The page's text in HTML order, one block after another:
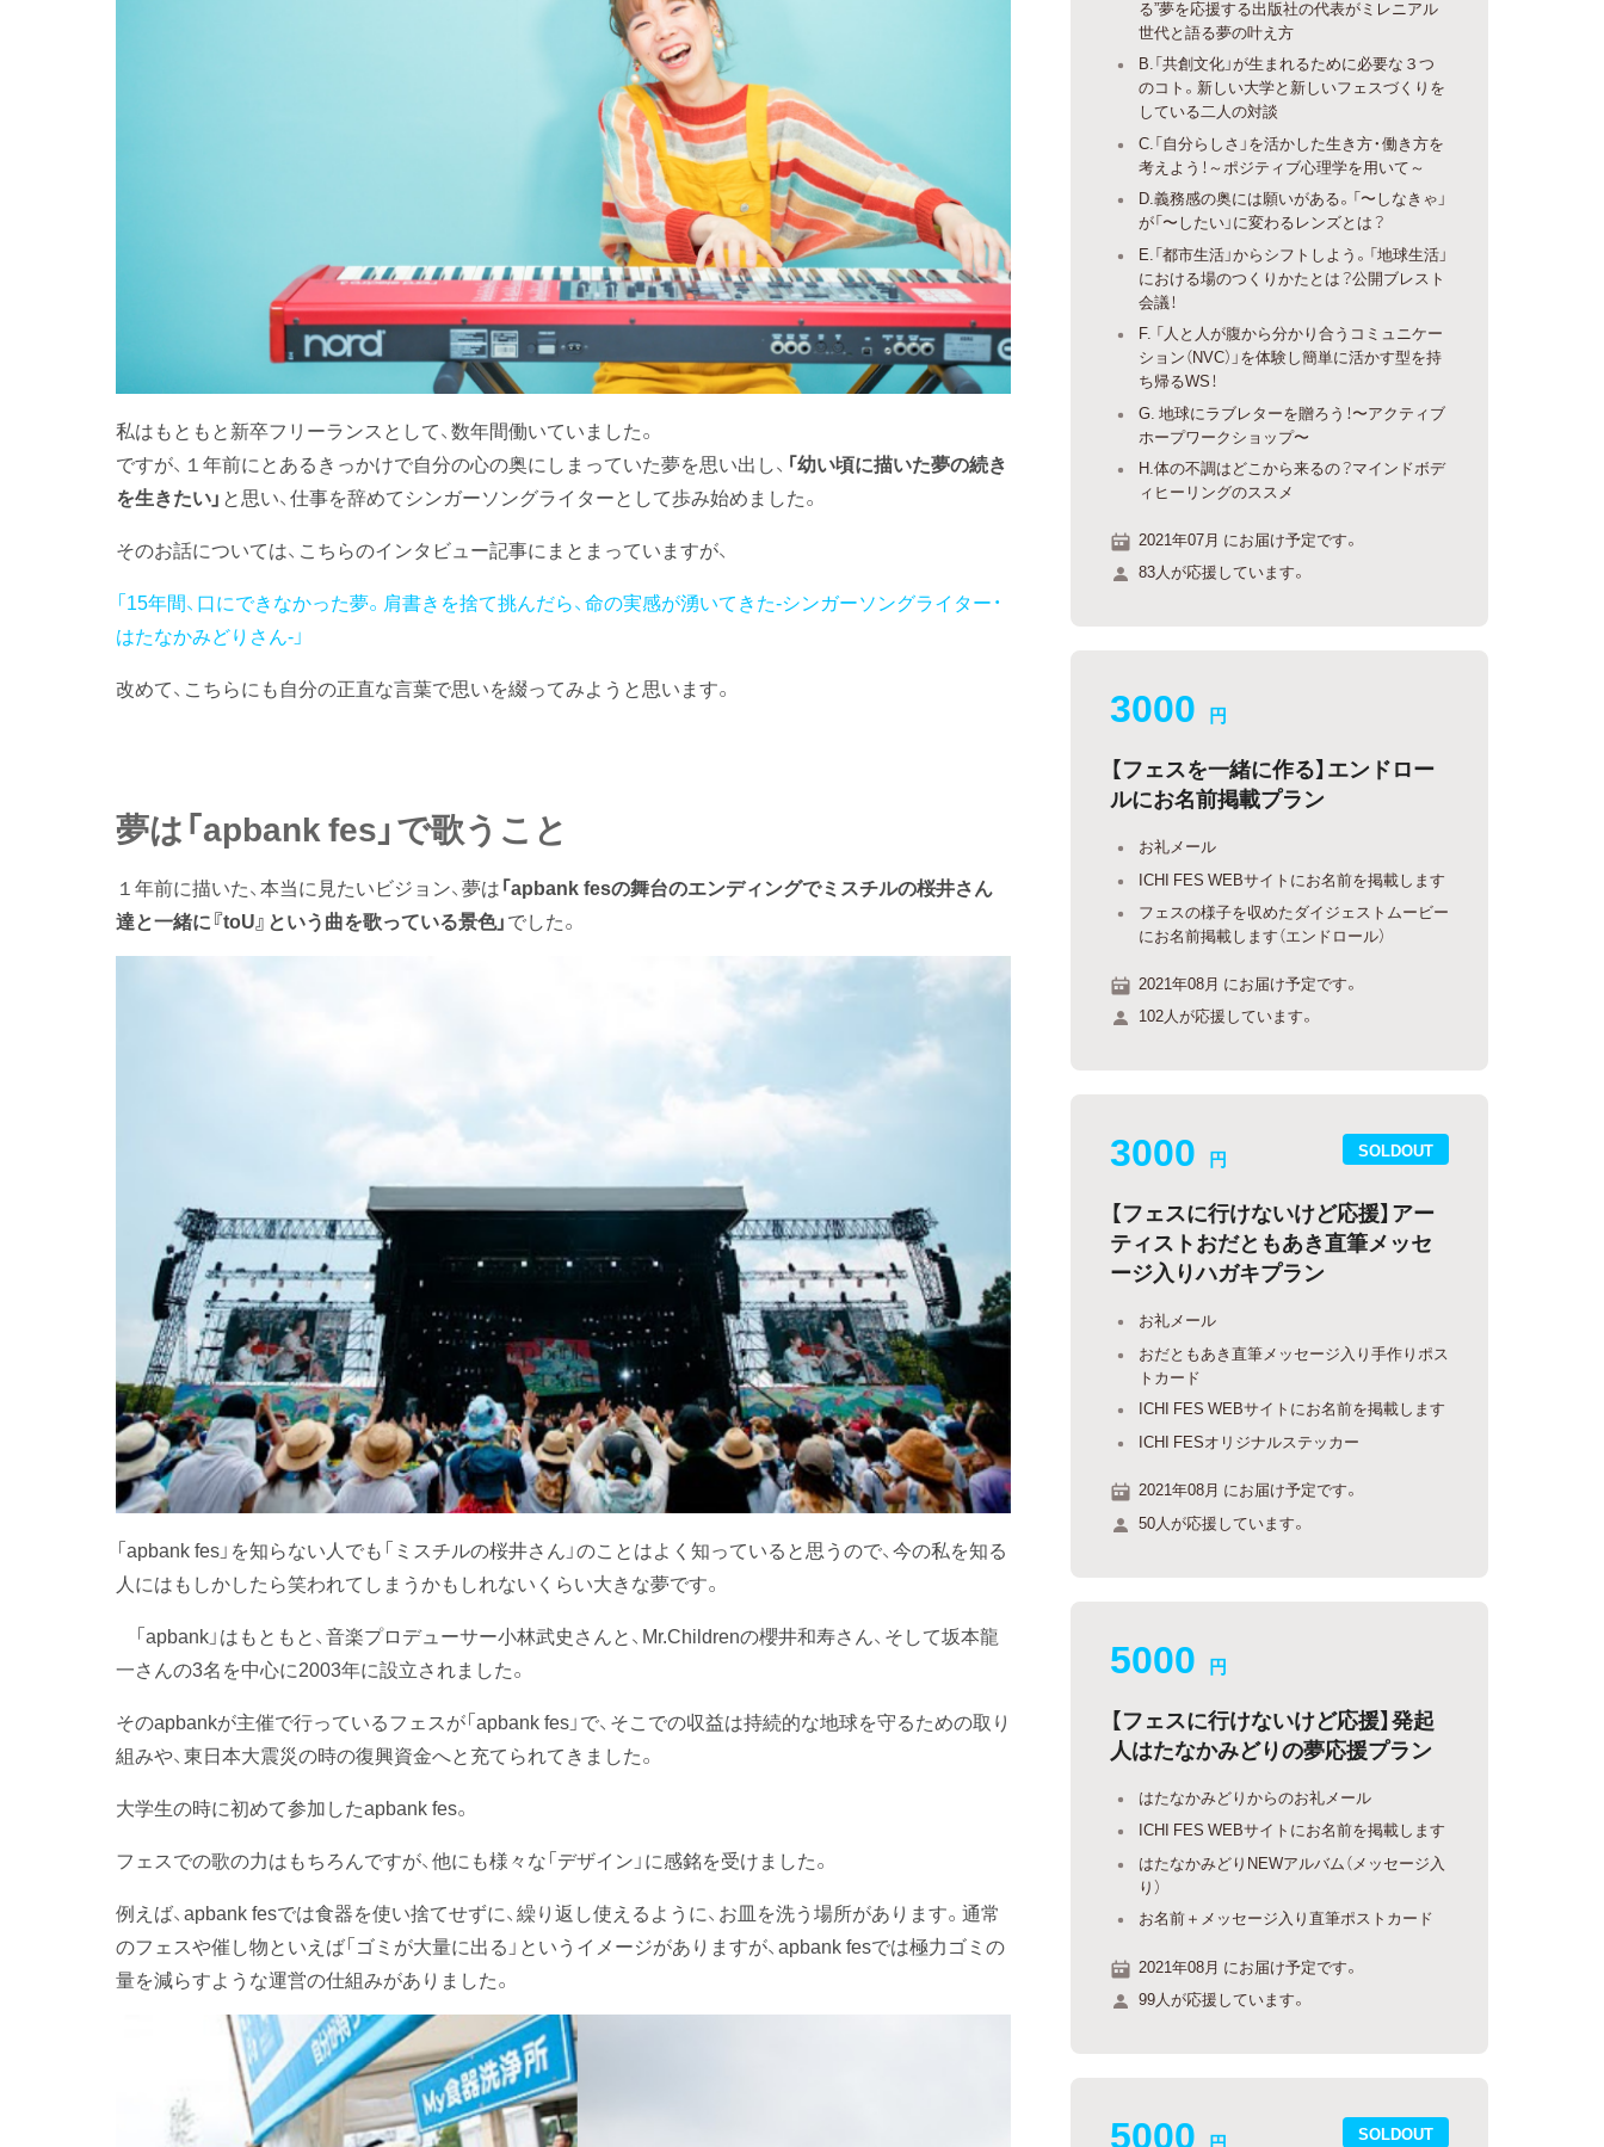
私はもともと新卒フリーランスとして、数年間働いていました。
ですが、１年前にとあるきっかけで自分の心の奥にしまっていた夢を思い出し、 「幼い頃に描いた夢の続き
を生きたい」 と思い、仕事を辞めてシンガーソングライターとして歩み始めました。
そのお話については、こちらのインタビュー記事にまとまっていますが、
「15年間、口にできなかった夢。肩書きを捨て挑んだら、命の実感が湧いてきた-シンガーソングライター・
はたなかみどりさん-」
改めて、こちらにも自分の正直な言葉で思いを綴ってみようと思います。
夢は「apbank fes」で歌うこと
１年前に描いた、本当に見たいビジョン、夢は「apbank fesの舞台のエンディングでミスチルの桜井さん
達と一緒に『toU』という曲を歌っている景色」でした。
「apbank fes」を知らない人でも「ミスチルの桜井さん」のことはよく知っていると思うので、今の私を知る
人にはもしかしたら笑われてしまうかもしれないくらい大きな夢です。
「apbank」はもともと、音楽プロデューサー小林武史さんと、Mr.Childrenの櫻井和寿さん、そして坂本龍
一さんの3名を中心に2003年に設立されました。
そのapbankが主催で行っているフェスが「apbank fes」で、そこでの収益は持続的な地球を守るための取り
組みや、東日本大震災の時の復興資金へと充てられてきました。
大学生の時に初めて参加したapbank fes。
フェスでの歌の力はもちろんですが、他にも様々な「デザイン」に感銘を受けました。
例えば、apbank fesでは食器を使い捨てせずに、繰り返し使えるように、お皿を洗う場所があります。通常
のフェスや催し物といえば「ゴミが大量に出る」というイメージがありますが、apbank fesでは極力ゴミの
量を減らすような運営の仕組みがありました。
る”夢を応援する出版社の代表がミレニアル
世代と語る夢の叶え方
B.「共創文化」が生まれるために必要な３つ
のコト。新しい大学と新しいフェスづくりを
している二人の対談
C.「自分らしさ」を活かした生き方・働き方を
考えよう！～ポジティブ心理学を用いて～
D.義務感の奥には願いがある。「〜しなきゃ」
が「〜したい」に変わるレンズとは？
E.「都市生活」からシフトしよう。「地球生活」
における場のつくりかたとは？公開ブレスト
会議！
F. 「人と人が腹から分かり合うコミュニケー
ション（NVC）」を体験し簡単に活かす型を持
ち帰るWS！
G. 地球にラブレターを贈ろう！〜アクティブ
ホープワークショップ〜
H.体の不調はどこから来るの？マインドボデ
ィヒーリングのススメ
2021年07月 にお届け予定です。
83人が応援しています。
3000 円
【フェスを一緒に作る】エンドロー
ルにお名前掲載プラン
お礼メール
ICHI FES WEBサイトにお名前を掲載します
フェスの様子を収めたダイジェストムービー
にお名前掲載します（エンドロール）
2021年08月 にお届け予定です。
102人が応援しています。
SOLDOUT
3000 円
【フェスに行けないけど応援】アー
ティストおだともあき直筆メッセ
ージ入りハガキプラン
お礼メール
おだともあき直筆メッセージ入り手作りポス
トカード
ICHI FES WEBサイトにお名前を掲載します
ICHI FESオリジナルステッカー
2021年08月 にお届け予定です。
50人が応援しています。
5000 円
【フェスに行けないけど応援】発起
人はたなかみどりの夢応援プラン
はたなかみどりからのお礼メール
ICHI FES WEBサイトにお名前を掲載します
はたなかみどりNEWアルバム（メッセージ入
り）
お名前＋メッセージ入り直筆ポストカード
2021年08月 にお届け予定です。
99人が応援しています。
SOLDOUT
5000